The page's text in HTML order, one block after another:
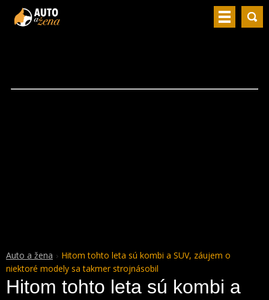
Auto a žena
Hitom tohto leta sú kombi a SUV, záujem o
niektoré modely sa takmer strojnásobil
Hitom tohto leta sú kombi a